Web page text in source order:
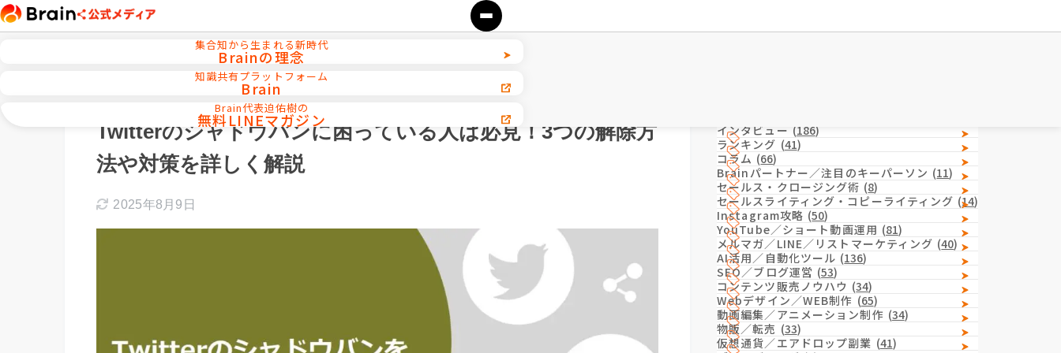
集合知から生まれる新時代
Brainの理念
知識共有プラットフォーム
Brain
Brain代表迫佑樹の
無料LINEマガジン
Twitterのシャドウバンに困っている人は必見！3つの解除方
法や対策を詳しく解説
2025年8月9日
インタビュー (186)
ランキング (41)
コラム (66)
Brainパートナー／注目のキーパーソン (11)
セールス・クロージング術 (8)
セールスライティング・コピーライティング (14)
Instagram攻略 (50)
YouTube／ショート動画運用 (81)
メルマガ／LINE／リストマーケティング (40)
AI活用／自動化ツール (136)
SEO／ブログ運営 (53)
コンテンツ販売ノウハウ (34)
Webデザイン／WEB制作 (65)
動画編集／アニメーション制作 (34)
物販／転売 (33)
仮想通貨／エアドロップ副業 (41)